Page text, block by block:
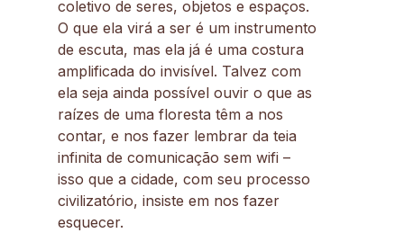
coletivo de seres, objetos e espaços.
O que ela virá a ser é um instrumento
de escuta, mas ela já é uma costura
amplificada do invisível. Talvez com
ela seja ainda possível ouvir o que as
raízes de uma floresta têm a nos
contar, e nos fazer lembrar da teia
infinita de comunicação sem wifi –
isso que a cidade, com seu processo
civilizatório, insiste em nos fazer
esquecer.